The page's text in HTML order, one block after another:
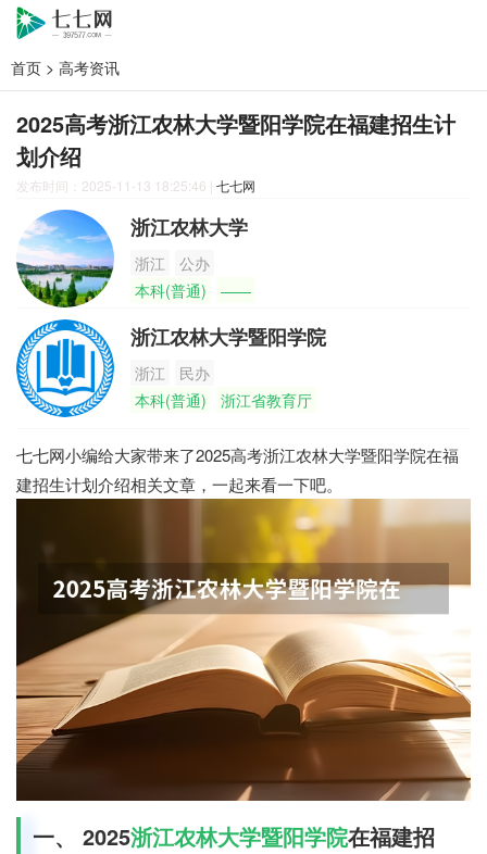
首页 > 高考资讯
2025高考浙江农林大学暨阳学院在福建招生计
划介绍
发布时间：2025-11-13 18:25:46 | 七七网
浙江农林大学
浙江
公办
本科(普通)
——
浙江农林大学暨阳学院
浙江
民办
本科(普通)
浙江省教育厅
七七网小编给大家带来了2025高考浙江农林大学暨阳学院在福
建招生计划介绍相关文章，一起来看一下吧。
一、 2025浙江农林大学暨阳学院在福建招